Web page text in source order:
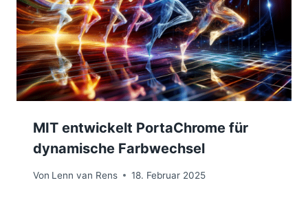
MIT entwickelt PortaChrome für
dynamische Farbwechsel
Von Lenn van Rens 18. Februar 2025